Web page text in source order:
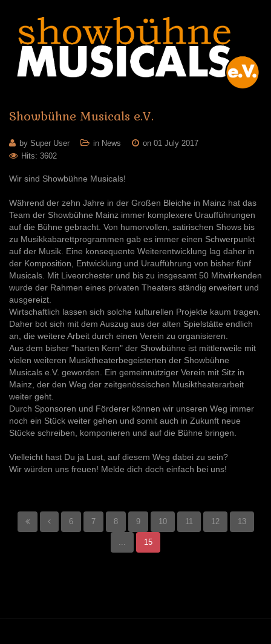
Showbühne Musicals e.V.
by Super User in News
on 01 July 2017
Hits: 3602
Wir sind Showbühne Musicals!
Während der zehn Jahre in der Großen Bleiche in Mainz hat das
Team der Showbühne Mainz immer komplexere Uraufführungen
auf die Bühne gebracht. Von humorvollen, satirischen Shows bis
zu Musikkabarettprogrammen gab es immer einen Schwerpunkt
auf der Musik. Eine konsequente Weiterentwicklung lag daher in
der Komposition, Entwicklung und Uraufführung von bisher fünf
Musicals. Mit Liveorchester und bis zu insgesamt 50 Mitwirkenden
wurde der Rahmen eines privaten Theaters ständig erweitert und
ausgereizt.
Wirtschaftlich lassen sich solche kulturellen Projekte kaum tragen.
Daher bot sich mit dem Auszug aus der alten Spielstätte endlich
an, die weitere Arbeit durch einen Verein zu organisieren.
Aus dem bisher "harten Kern" der Showbühne ist mittlerweile mit
vielen weiteren Musiktheaterbegeisterten der Showbühne
Musicals e.V. geworden. Ein gemeinnütziger Verein mit Sitz in
Mainz, der den Weg der zeitgenössischen Musiktheaterarbeit
weiter geht.
Durch Sponsoren und Förderer können wir unseren Weg immer
noch ein Stück weiter gehen und somit auch in Zukunft neue
Stücke schreiben, komponieren und auf die Bühne bringen.
Vielleicht hast Du ja Lust, auf diesem Weg dabei zu sein?
Wir würden uns freuen! Melde dich doch einfach bei uns!
6 7 8 9 10 11 12 13
... 15